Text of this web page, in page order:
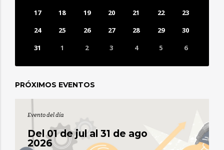
17
18 19 20 21 22
23
24
25 26 27 28 29
30
31
1 2 3 4 5 6
0EVENTO(S)
PRÓXIMOS EVENTOS
Evento del día
Del 01 de jul al 31 de ago
2026